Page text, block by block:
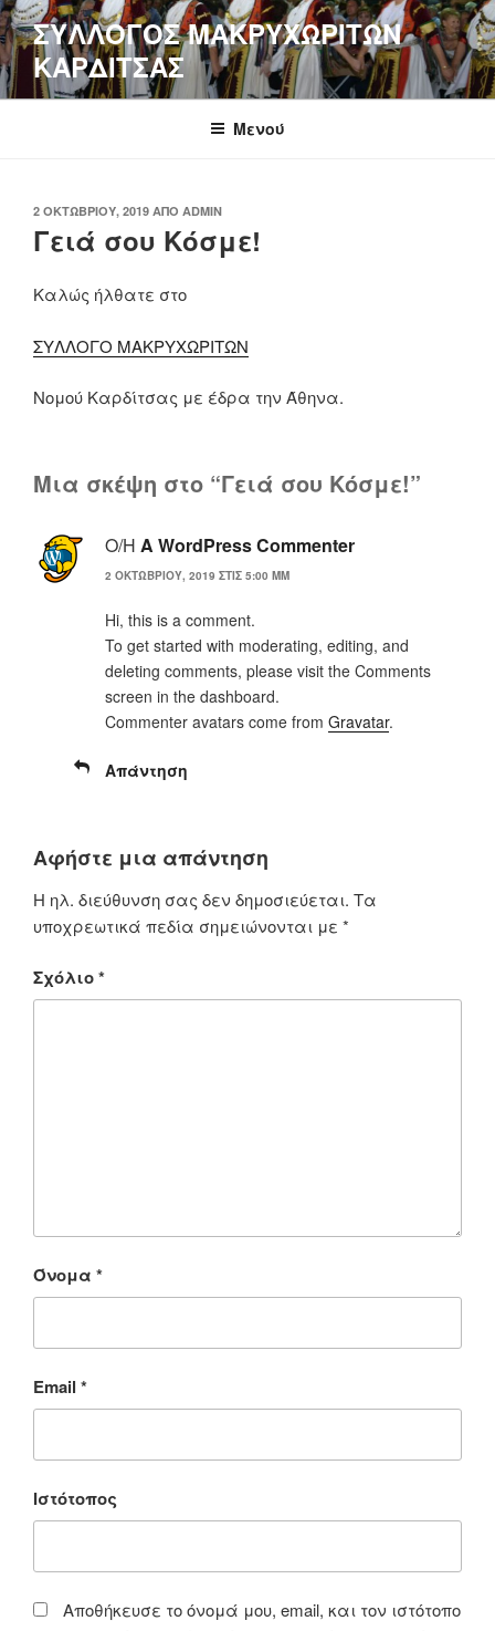
Μετάβαση
στο
περιεχόμενο
ΣΥΛΛΟΓΟΣ ΜΑΚΡΥΧΩΡΙΤΩΝ
ΚΑΡΔΙΤΣΑΣ
Μενού
ΔΗΜΟΣΙΕΎΤΗΚΕ
ΣΤΙΣ
2 ΟΚΤΩΒΡΊΟΥ, 2019 ΑΠΌ ADMIN
Γειά σου Κόσμε!
Καλώς ήλθατε στο
ΣΥΛΛΟΓΟ ΜΑΚΡΥΧΩΡΙΤΩΝ
Νομού Καρδίτσας με έδρα την Άθηνα.
Μια σκέψη στο “Γειά σου Κόσμε!”
Ο/Η A WordPress Commenter
2 ΟΚΤΩΒΡΊΟΥ, 2019 ΣΤΙΣ 5:00 ΜΜ
Hi, this is a comment.
To get started with moderating, editing, and
deleting comments, please visit the Comments
screen in the dashboard.
Commenter avatars come from Gravatar.
Απάντηση
Αφήστε μια απάντηση
Η ηλ. διεύθυνση σας δεν δημοσιεύεται. Τα
υποχρεωτικά πεδία σημειώνονται με *
Σχόλιο*
Όνομα *
Email *
Ιστότοπος
Αποθήκευσε το όνομά μου, email, και τον ιστότοπο